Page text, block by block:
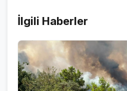
İlgili Haberler